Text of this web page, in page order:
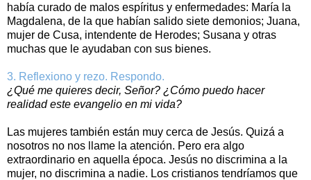
había curado de malos espíritus y enfermedades: María la
Magdalena, de la que habían salido siete demonios; Juana,
mujer de Cusa, intendente de Herodes; Susana y otras
muchas que le ayudaban con sus bienes.
3. Reflexiono y rezo. Respondo.
¿Qué me quieres decir, Señor? ¿Cómo puedo hacer
realidad este evangelio en mi vida?
Las mujeres también están muy cerca de Jesús. Quizá a
nosotros no nos llame la atención. Pero era algo
extraordinario en aquella época. Jesús no discrimina a la
mujer, no discrimina a nadie. Los cristianos tendríamos que